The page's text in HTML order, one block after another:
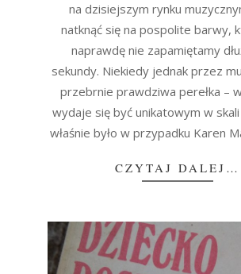
na dzisiejszym rynku
natknąć się na pospolite barwy,
naprawdę nie zapamiętamy
sekundy. Niekiedy jednak przez
przebrnie prawdziwa perełka –
wydaje się być unikatowym w
właśnie było w przypadku Karen
CZYTAJ DALEJ…